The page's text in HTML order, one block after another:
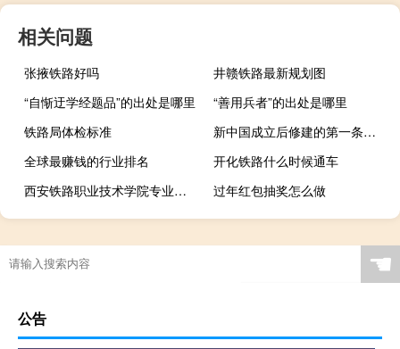
相关问题
张掖铁路好吗
井赣铁路最新规划图
“自惭迂学经题品”的出处是哪里
“善用兵者”的出处是哪里
铁路局体检标准
新中国成立后修建的第一条铁路是
全球最赚钱的行业排名
开化铁路什么时候通车
西安铁路职业技术学院专业介绍
过年红包抽奖怎么做
☚
公告